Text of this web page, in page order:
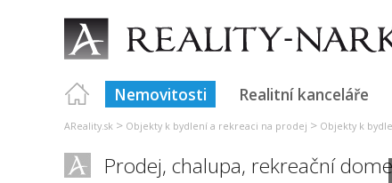
Nemovitosti Realitní kanceláře
AReality.sk > Objekty k bydlení a rekreaci na prodej > Objekty k
Prodej, chalupa, rekreační